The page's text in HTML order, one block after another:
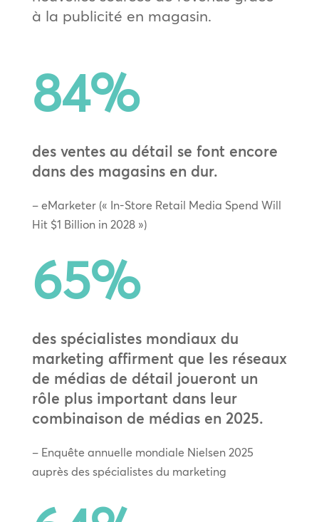
à la publicité en magasin.
84%
des ventes au détail se font encore
dans des magasins en dur.
– eMarketer (« In-Store Retail Media Spend Will
Hit $1 Billion in 2028 »)
65%
des spécialistes mondiaux du
marketing affirment que les réseaux
de médias de détail joueront un
rôle plus important dans leur
combinaison de médias en 2025.
– Enquête annuelle mondiale Nielsen 2025
auprès des spécialistes du marketing